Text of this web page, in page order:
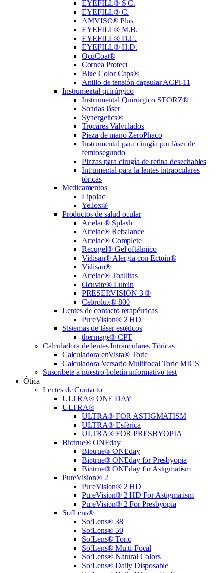
EYEFILL® S.C.
EYEFILL® C.
AMVISC® Plus
EYEFILL® M.B.
EYEFILL® D.C.
EYEFILL® H.D.
OcuCoat®
Cornea Protect
Blue Color Caps®
Anillo de tensión capsular ACPi-11
Instrumental quirúrgico
Instrumental Quirúrgico STORZ®
Sondas láser
Synergetics®
Trócares Valvulados
Pieza de mano ZeroPhaco
Instrumental para cirugía por láser de
femtosegundo
Pinzas para cirugía de retina desechables
Intrumental para la lentes intraoculares
tóricas
Medicamentos
Lipolac
Yellox®
Productos de salud ocular
Artelac® Splash
Artelac® Rebalance
Artelac® Complete
Recugel® Gel oftálmico
Vidisan® Alergia con Ectoin®
Vidisan®
Artelac® Toallitas
Ocuvite® Lutein
PRESERVISION 3 ®
Cebrolux® 800
Lentes de contacto terapéuticas
PureVision® 2 HD
Sistemas de láser estéticos
thermage® CPT
Calculadora de lentes Intraoculares Tóricas
Calculadora enVista® Toric
Calculadora Versario Multifocal Toric MICS
Suscribete a nuestro boletín informativo test
Ótica
Lentes de Contacto
ULTRA® ONE DAY
ULTRA®
ULTRA® FOR ASTIGMATISM
ULTRA® Esférica
ULTRA® FOR PRESBYOPIA
Biotrue® ONEday
Biotrue® ONEday
Biotrue® ONEday for Presbyopia
Biotrue® ONEday for Astigmatism
PureVision® 2
PureVision® 2 HD
PureVision® 2 HD For Astigmatism
PureVision® 2 For Presbyopia
SofLens®
SofLens® 38
SofLens® 59
SofLens® Toric
SofLens® Multi-Focal
SofLens® Natural Colors
SofLens® Daily Disposable